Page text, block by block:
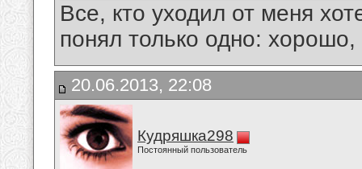
Все, кто уходил от меня
понял только одно:
20.06.2013, 22:08
Кудряшка298
Постоянный пользователь